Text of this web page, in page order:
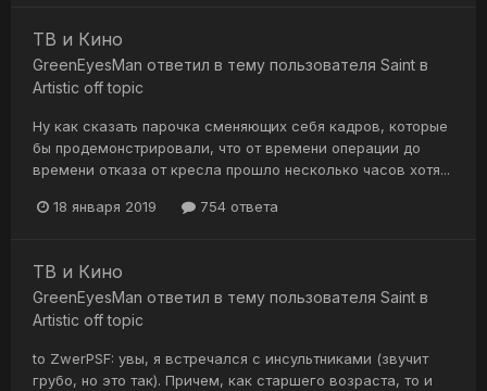
ТВ и Кино
GreenEyesMan ответил в тему пользователя Saint в
Artistic off topic
Ну как сказать парочка сменяющих себя кадров, которые
бы продемонстрировали, что от времени операции до
времени отказа от кресла прошло несколько часов хотя...
18 января 2019 754 ответа
ТВ и Кино
GreenEyesMan ответил в тему пользователя Saint в
Artistic off topic
to ZwerPSF: увы, я встречался с инсультниками (звучит
грубо, но это так). Причем, как старшего возраста, то и